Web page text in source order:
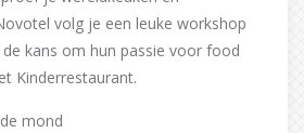
volg je een leuke workshop
kans om hun passie voor food
Kinderrestaurant.
mond